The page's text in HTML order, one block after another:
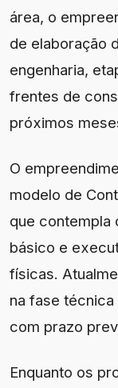
área, o
de elaboração
engenharia,
frentes de
próximos
O
modelo de
que contempla
básico e
físicas.
na fase
com prazo
Enquanto os